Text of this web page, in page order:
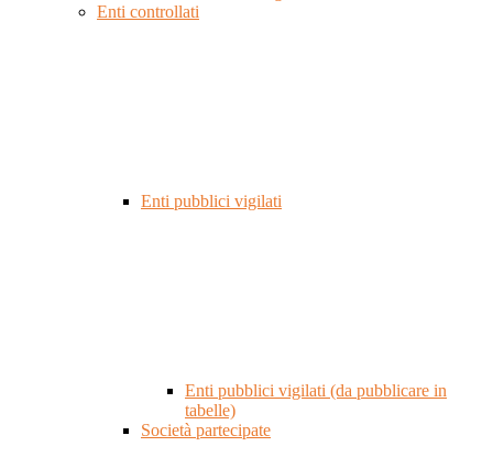
Enti controllati
Enti pubblici vigilati
Enti pubblici vigilati (da pubblicare in
tabelle)
Società partecipate